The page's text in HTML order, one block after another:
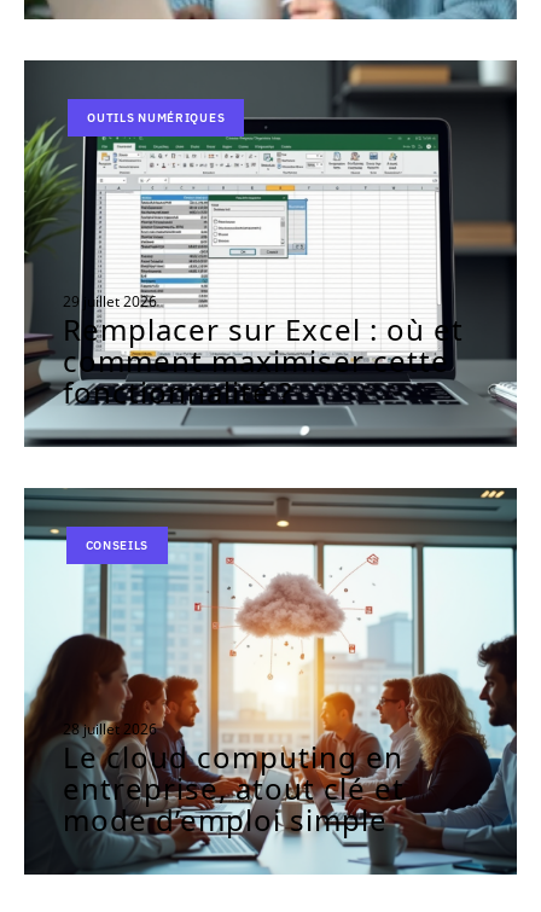
OUTILS NUMÉRIQUES
29 juillet 2026
Remplacer sur Excel : où et
comment maximiser cette
fonctionnalité ?
CONSEILS
28 juillet 2026
Le cloud computing en
entreprise, atout clé et
mode d’emploi simple